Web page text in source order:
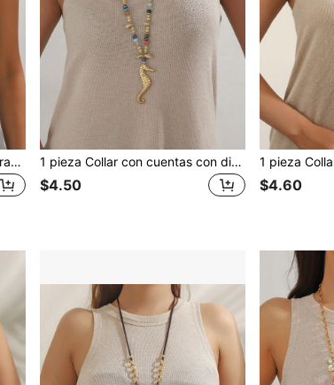
Collar con dije con forma de corazón - San Valentín, mamá, madre, Día de la Madre, regalo 1 pieza Collar con cuentas con diseño de tema marítimo con caballito de mar, apropiado para uso diario de mujer
$4.50 $4.60